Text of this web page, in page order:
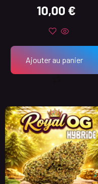
10,00 €
Ajouter au panier